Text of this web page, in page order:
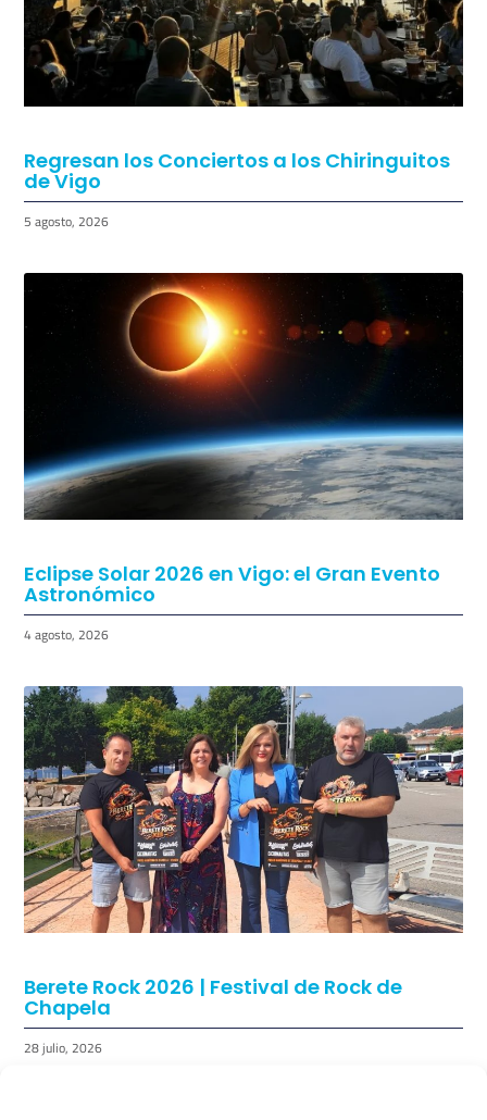
Regresan los Conciertos a los Chiringuitos
de Vigo
5 agosto, 2026
Eclipse Solar 2026 en Vigo: el Gran Evento
Astronómico
4 agosto, 2026
Berete Rock 2026 | Festival de Rock de
Chapela
28 julio, 2026